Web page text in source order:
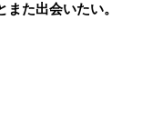
た出会いたい。